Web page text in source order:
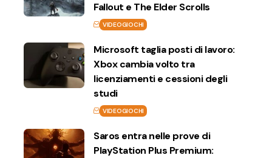
Fallout e The Elder Scrolls
VIDEOGIOCHI
Microsoft taglia posti di lavoro:
Xbox cambia volto tra
licenziamenti e cessioni degli
studi
VIDEOGIOCHI
Saros entra nelle prove di
PlayStation Plus Premium: